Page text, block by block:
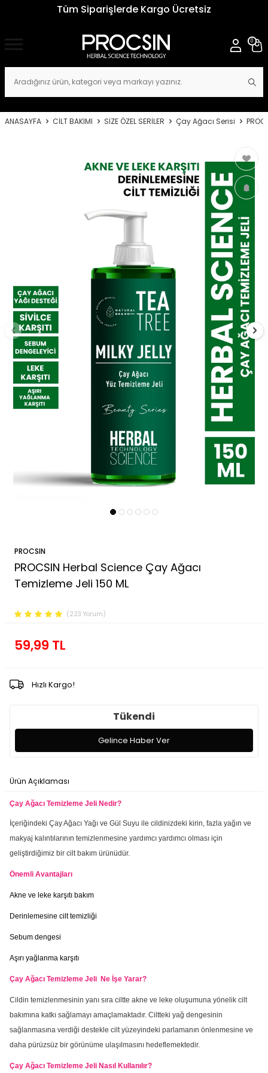
Tüm Siparişlerde Kargo Ücretsiz
0
ANASAYFA CİLT BAKIMI SİZE ÖZEL SERİLER Çay Ağacı Serisi
PROCSIN
PROCSIN Herbal Science Çay Ağacı
Temizleme Jeli 150 ML
(223 Yorum)
59,99 TL
Hızlı Kargo!
Tükendi
Gelince Haber Ver
Ürün Açıklaması
Çay Ağacı Temizleme Jeli Nedir?
İçeriğindeki Çay Ağacı Yağı ve Gül Suyu ile cildinizdeki kirin, fazla yağın ve
makyaj kalıntılarının temizlenmesine yardımcı yardımcı olması için
geliştirdiğimiz bir cilt bakım ürünüdür.
Önemli Avantajları
Akne ve leke karşıtı bakım
Derinlemesine cilt temizliği
Sebum dengesi
Aşırı yağlanma karşıtı
Çay Ağacı Temizleme Jeli Ne İşe Yarar?
Cildin temizlenmesinin yanı sıra ciltte akne ve leke oluşumuna yönelik cilt
bakımına katkı sağlamayı amaçlamaktadır. Ciltteki yağ dengesinin
sağlanmasına verdiği destekle cilt yüzeyindeki parlamanın önlenmesine ve
daha pürüzsüz bir görünüme ulaşılmasını hedeflemektedir.
Çay Ağacı Temizleme Jeli Nasıl Kullanılır?